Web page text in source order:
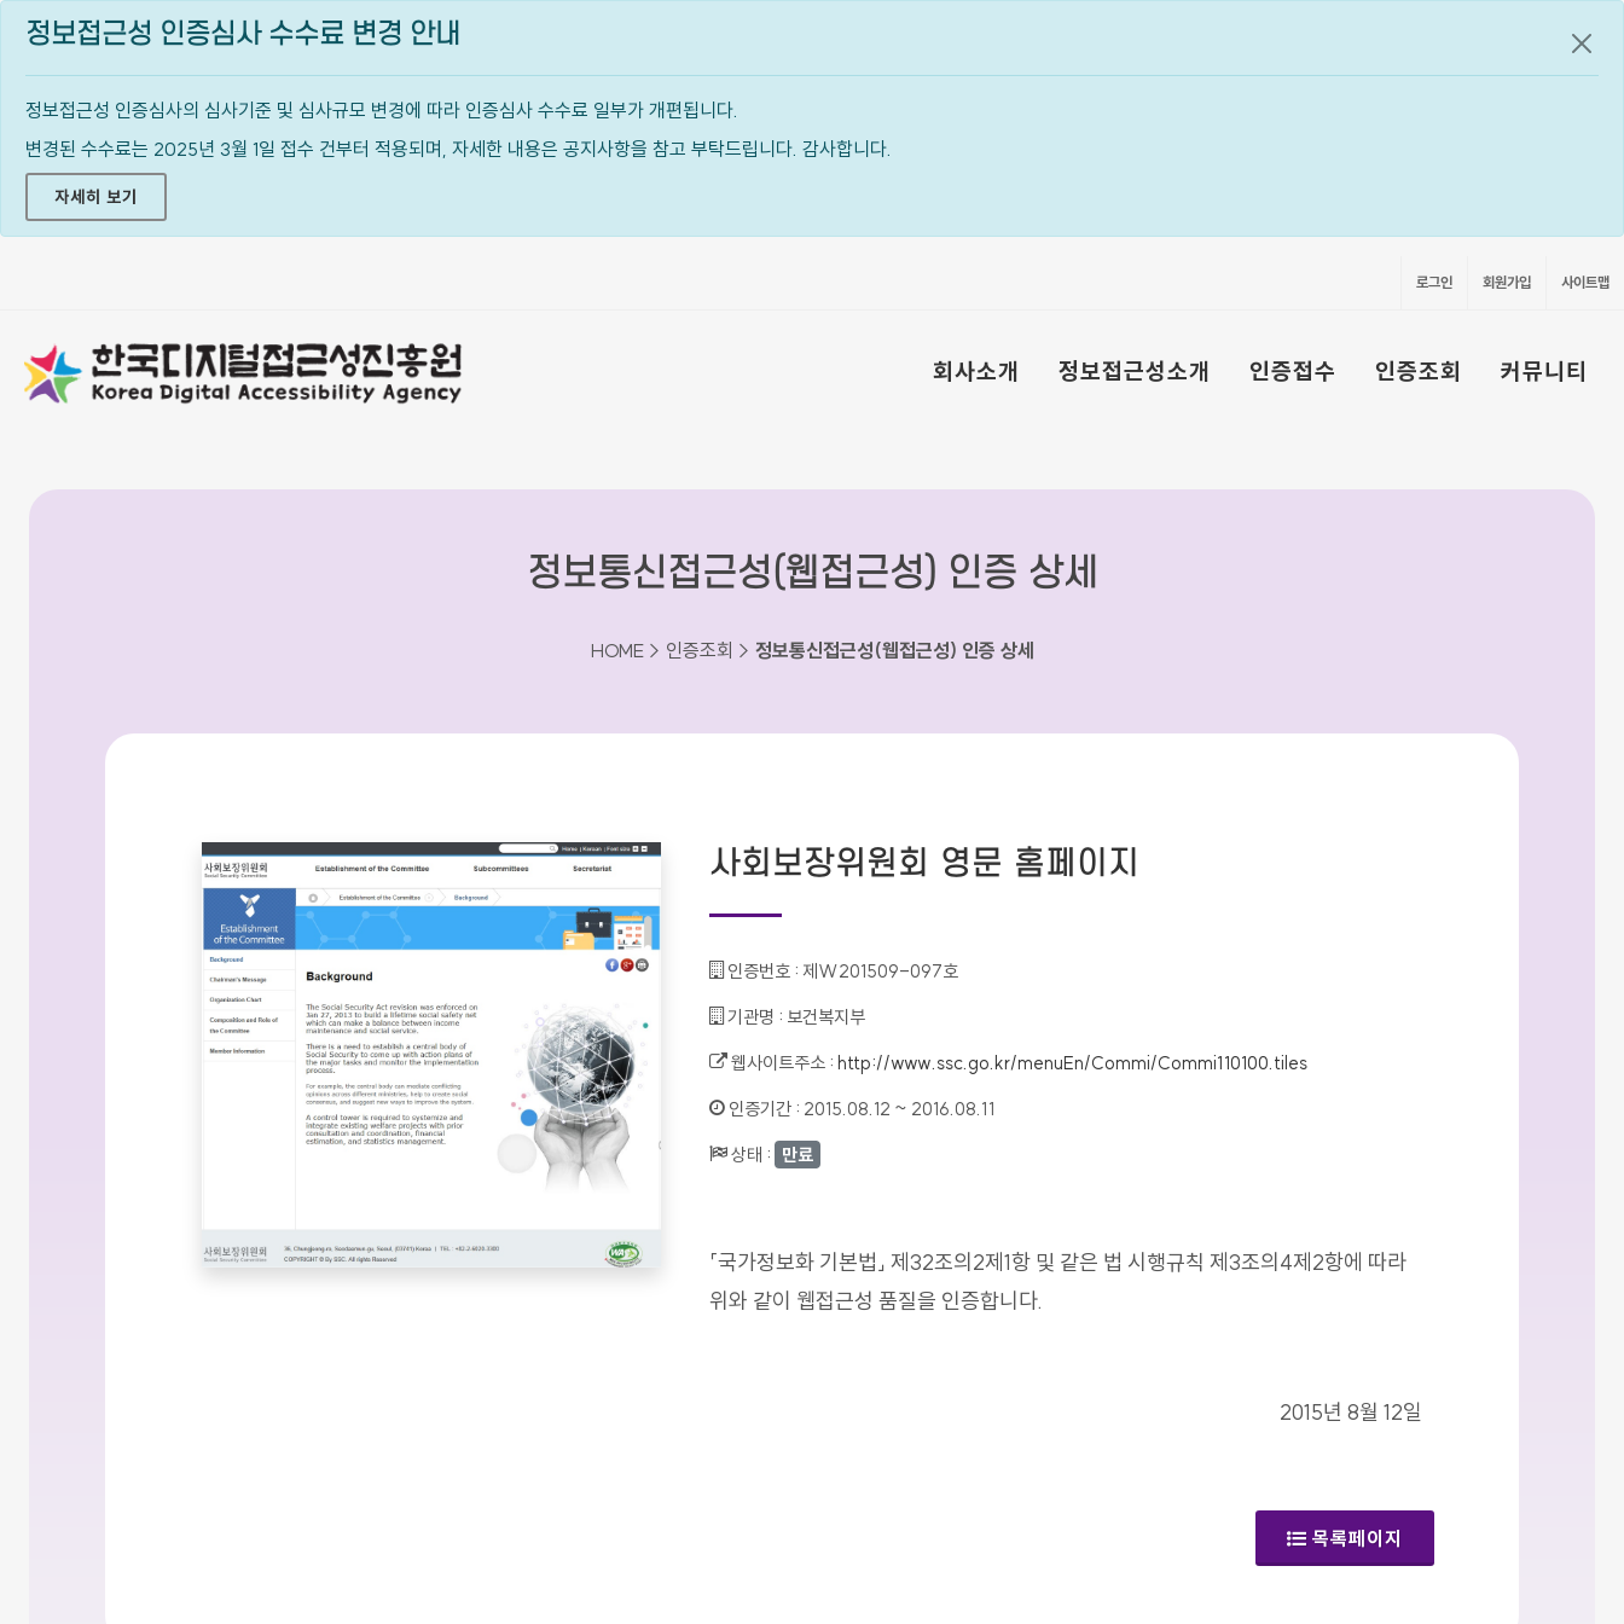
정보접근성 인증심사 수수료 변경 안내
정보접근성 인증심사의 심사기준 및 심사규모 변경에 따라 인증심사 수수료 일부가 개편됩니다.
변경된 수수료는 2025년 3월 1일 접수 건부터 적용되며, 자세한 내용은 공지사항을 참고 부탁드립니다. 감사합니다.
자세히 보기
공지
로그인 회원가입 사이트맵
회사소개 정보접근성소개 인증접수 인증조회 커뮤니티
정보통신접근성(웹접근성) 인증 상세
HOME > 인증조회 > 정보통신접근성(웹접근성) 인증 상세
사회보장위원회 영문 홈페이지
인증번호 :제W201509-097호
기관명 : 보건복지부
웹사이트주소 :http://www.ssc.go.kr/menuEn/Commi/Commi110100.tiles
인증기간 : 2015.08.12 ~ 2016.08.11
상태 : 만료
「국가정보화 기본법」 제32조의2제1항 및 같은 법 시행규칙 제3조의4제2항에 따라
위와 같이 웹접근성 품질을 인증합니다.
2015년 8월 12일
목록페이지